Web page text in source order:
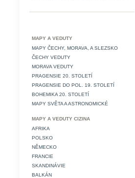
MAPY A VEDUTY
MAPY ČECHY, MORAVA, A SLEZSKO
ČECHY VEDUTY
MORAVA VEDUTY
PRAGENSIE 20. STOLETÍ
PRAGENSIE DO POL. 19. STOLETÍ
BOHEMIKA 20. STOLETÍ
MAPY SVĚTA A ASTRONOMICKÉ
MAPY A VEDUTY CIZINA
AFRIKA
POLSKO
NĚMECKO
FRANCIE
SKANDINÁVIE
BALKÁN